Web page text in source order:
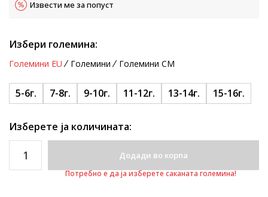
Извести ме за попуст
Избери големина:
Големини EU Големини Големини CM
5-6г. 7-8г. 9-10г. 11-12г. 13-14г. 15-16г.
Изберете ја количината:
Додади во корпа
Потребно е да ја изберете саканата големина!